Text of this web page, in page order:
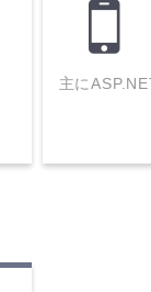
主に